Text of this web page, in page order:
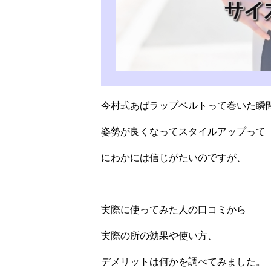
今村式あばラップベルトって巻いた瞬
姿勢が良くなってスタイルアップって
にわかには信じがたいのですが、
実際に使ってみた人の口コミから
実際の所の効果や使い方、
デメリットは何かを調べてみました。